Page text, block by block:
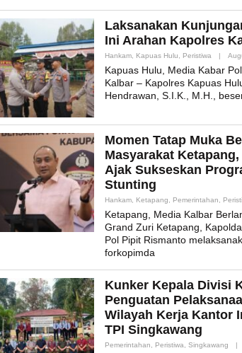
Laksanakan
Ini Arahan Kapolres
Hankam, Kapuas Hulu, Peristiwa |
Kapuas Hulu, Media Kabar
Kalbar – Kapolres Kapuas
Hendrawan, S.I.K., M.H.,
Momen Tatap Muka
Masyarakat
Ajak Sukseskan
Stunting
Hankam, Ketapang, Pemerintahan,
Ketapang, Media Kalbar
Grand Zuri Ketapang,
Pol Pipit Rismanto
forkopimda
Kunker Kepala Divisi
Penguatan
Wilayah Kerja Kantor
TPI Singkawang
Pemerintahan, Peristiwa, Singkawang |